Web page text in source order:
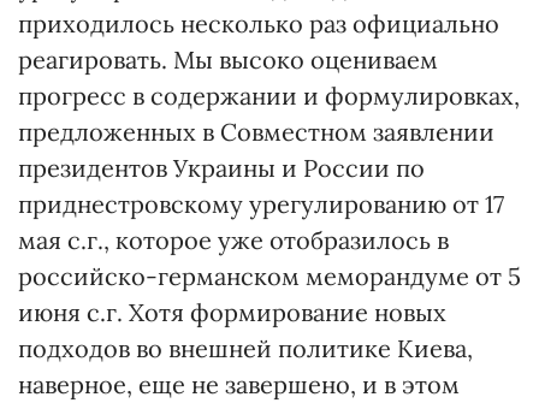
приходилось несколько раз официально
реагировать. Мы высоко оцениваем
прогресс в содержании и формулировках,
предложенных в Совместном заявлении
президентов Украины и России по
приднестровскому урегулированию от 17
мая с.г., которое уже отобразилось в
российско-германском меморандуме от 5
июня с.г. Хотя формирование новых
подходов во внешней политике Киева,
наверное, еще не завершено, и в этом